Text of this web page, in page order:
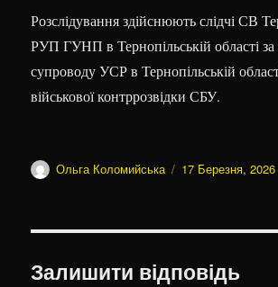
Розслідування здійснюють слідчі СВ
РУП ГУНП в Тернопільській області
супроводу УСР в Тернопільській
військової контррозвідки СБУ.
Автор
Ольга Коломийська Оприлюднено
17 Березня, 2026
Залишити відповідь